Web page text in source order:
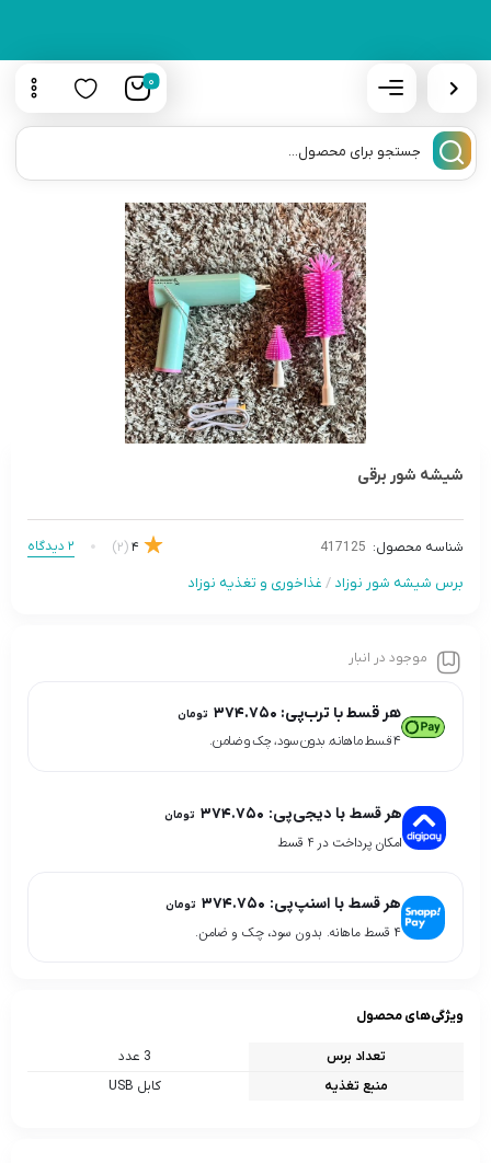
0
شیشه شور برقی
شناسه محصول: 417125
4
(2) 2 دیدگاه
برس شیشه شور نوزاد / غذاخوری و تغذیه نوزاد
موجود در انبار
هر قسط با ترب‌پی: ۳۷۴.۷۵۰ تومان
۴ قسط ماهانه. بدون سود، چک و ضامن.
هر قسط با دیجی‌پی: ۳۷۴.۷۵۰ تومان
امکان پرداخت در 4 قسط
هر قسط با اسنپ‌پی: ۳۷۴.۷۵۰ تومان
۴ قسط ماهانه. بدون سود، چک و ضامن.
ویژگی‌های محصول
تعداد برس
3 عدد
منبع تغذیه
کابل USB